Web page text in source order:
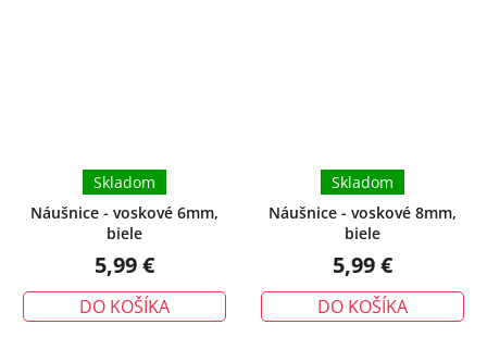
Náušnice - voskové 6mm,
biele
Skladom
5,99 €
DO KOŠÍKA
Náušnice - voskové 8mm,
biele
Skladom
5,99 €
DO KOŠÍKA